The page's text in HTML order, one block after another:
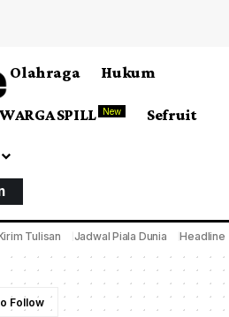
Olahraga Hukum
WARGA SPILL New Sefruit
Tulisan Jadwal Piala Dunia Headline